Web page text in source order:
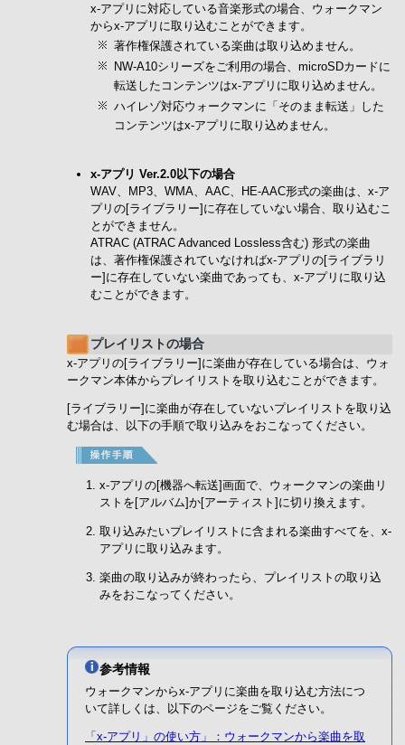
x-アプリに対応している音楽形式の場合、ウォークマン
からx-アプリに取り込むことができます。
著作権保護されている楽曲は取り込めません。
NW-A10シリーズをご利用の場合、microSDカードに
転送したコンテンツはx-アプリに取り込めません。
ハイレゾ対応ウォークマンに「そのまま転送」した
コンテンツはx-アプリに取り込めません。
x-アプリ Ver.2.0以下の場合
WAV、MP3、WMA、AAC、HE-AAC形式の楽曲は、x-ア
プリの[ライブラリー]に存在していない場合、取り込むこ
とができません。
ATRAC (ATRAC Advanced Lossless含む) 形式の楽曲
は、著作権保護されていなければx-アプリの[ライブラリ
ー]に存在していない楽曲であっても、x-アプリに取り込
むことができます。
プレイリストの場合
x-アプリの[ライブラリー]に楽曲が存在している場合は、ウォ
ークマン本体からプレイリストを取り込むことができます。
[ライブラリー]に楽曲が存在していないプレイリストを取り込
む場合は、以下の手順で取り込みをおこなってください。
x-アプリの[機器へ転送]画面で、ウォークマンの楽曲リ
ストを[アルバム]か[アーティスト]に切り換えます。
取り込みたいプレイリストに含まれる楽曲すべてを、x-
アプリに取り込みます。
楽曲の取り込みが終わったら、プレイリストの取り込
みをおこなってください。
参考情報
ウォークマンからx-アプリに楽曲を取り込む方法につ
いて詳しくは、以下のページをご覧ください。
「x-アプリ」の使い方」：ウォークマンから楽曲を取